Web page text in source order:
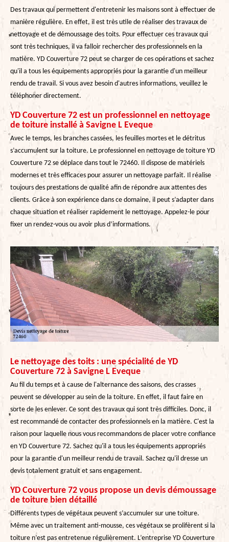
Des travaux qui permettent d'entretenir les maisons sont à effectuer de
manière régulière. En effet, il est très utile de réaliser des travaux de
nettoyage et de démoussage des toits. Pour effectuer ces travaux qui
sont très techniques, il va falloir rechercher des professionnels en la
matière. YD Couverture 72 peut se charger de ces opérations et sachez
qu'il a tous les équipements appropriés pour la garantie d'un meilleur
rendu de travail. Si vous avez besoin d'autres informations, veuillez le
téléphoner directement.
YD Couverture 72 est un professionnel en nettoyage
de toiture installé à Savigne L Eveque
Avec le temps, les branches cassées, les feuilles mortes et le détritus
s’accumulent sur la toiture. Le professionnel en nettoyage de toiture YD
Couverture 72 se déplace dans tout le 72460. Il dispose de matériels
modernes et très efficaces pour assurer un nettoyage parfait. Il réalise
toujours des prestations de qualité afin de répondre aux attentes des
clients. Grâce à son expérience dans ce domaine, il peut s’adapter dans
chaque situation et réaliser rapidement le nettoyage. Appelez-le pour
fixer un rendez-vous ou avoir plus d’informations.
Le nettoyage des toits : une spécialité de YD
Couverture 72 à Savigne L Eveque
Au fil du temps et à cause de l'alternance des saisons, des crasses
peuvent se développer au sein de la toiture. En effet, il faut faire en
sorte de les enlever. Ce sont des travaux qui sont très difficiles. Donc, il
est recommandé de contacter des professionnels en la matière. C'est la
raison pour laquelle nous vous recommandons de placer votre confiance
en YD Couverture 72. Sachez qu'il a tous les équipements appropriés
pour la garantie d'un meilleur rendu de travail. Sachez qu'il dresse un
devis totalement gratuit et sans engagement.
YD Couverture 72 vous propose un devis démoussage
de toiture bien détaillé
Différents types de végétaux peuvent s’accumuler sur une toiture.
Même avec un traitement anti-mousse, ces végétaux se prolifèrent si la
toiture n’est pas entretenue régulièrement. L’entreprise YD Couverture